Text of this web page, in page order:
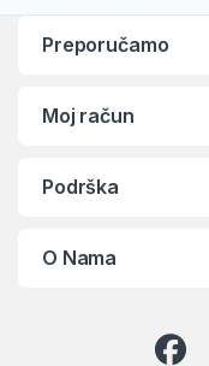
Preporučamo
Moj račun
Podrška
O Nama